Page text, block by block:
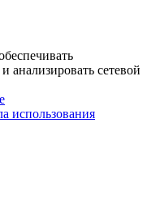
анализировать сетевой
использования